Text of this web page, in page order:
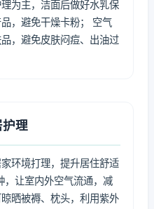
为主，洁面后做好水乳保
，避免干燥卡粉； 空气
，避免皮肤闷痘、出油过
护理
环境打理，提升居住舒适
让室内外空气流通，减
晒被褥、枕头，利用紫外